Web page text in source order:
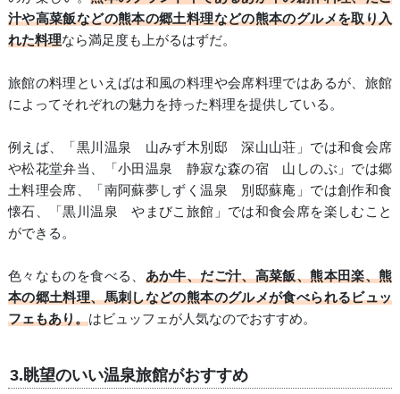
汁や高菜飯などの熊本の郷土料理などの熊本のグルメを取り入
れた料理なら満足度も上がるはずだ。
旅館の料理といえばは和風の料理や会席料理ではあるが、旅館
によってそれぞれの魅力を持った料理を提供している。
例えば、「黒川温泉 山みず木別邸 深山山荘」では和食会席
や松花堂弁当、「小田温泉 静寂な森の宿 山しのぶ」では郷
土料理会席、「南阿蘇夢しずく温泉 別邸蘇庵」では創作和食
懐石、「黒川温泉 やまびこ旅館」では和食会席を楽しむこと
ができる。
色々なものを食べる、 あか牛、だご汁、高菜飯、熊本田楽、熊
本の郷土料理、馬刺しなどの熊本のグルメが食べられるビュッ
フェもあり。はビュッフェが人気なのでおすすめ。
3.眺望のいい温泉旅館がおすすめ